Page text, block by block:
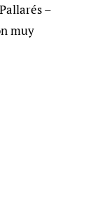
–
muy